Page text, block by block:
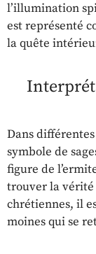
l’illumination
est représenté
la quête
Dans
symbole de
figure de
trouver la
chrétiennes, il
moines qui se